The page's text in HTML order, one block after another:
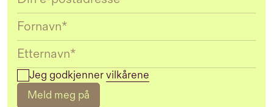
Jeg godkjennervilkårene
Meld meg på